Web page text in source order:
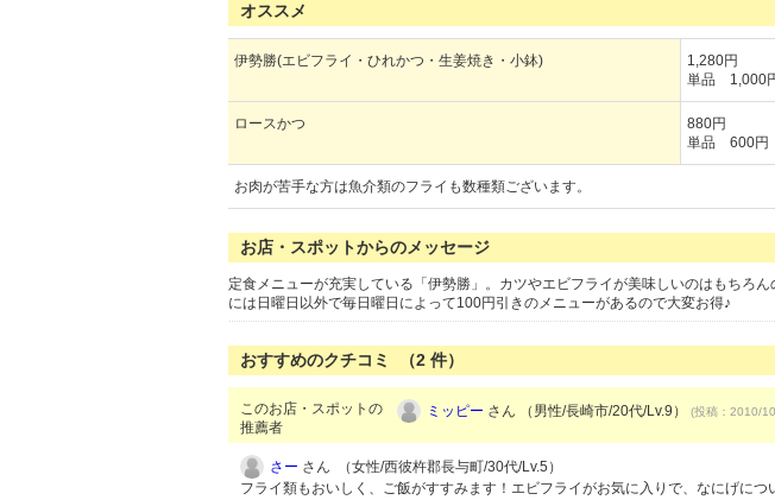
オススメ
伊勢勝(エビフライ・ひれかつ・生姜焼き・小鉢)
1,280円
単品 1,000
ロースかつ
880円
単品 600円
お肉が苦手な方は魚介類のフライも数種類ございます。
お店・スポットからのメッセージ
定食メニューが充実している「伊勢勝」。カツやエビフライが美味しいのはもちろ
には日曜日以外で毎日曜日によって100円引きのメニューがあるので大変お得♪
おすすめのクチコミ （2 件）
このお店・スポットの
推薦者
ミッピー さん （男性/長崎市/20代/Lv.9） (投稿：2010/
さー さん （女性/西彼杵郡長与町/30代/Lv.5）
フライ類もおいしく、ご飯がすすみます！エビフライがお気に入りで、なにげに